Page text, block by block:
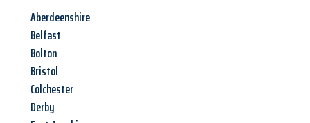
Aberdeenshire
Belfast
Bolton
Bristol
Colchester
Derby